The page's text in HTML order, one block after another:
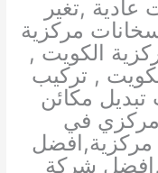
,تغير
مركزية
الكويت ,
, تركيب
مكائن
في
شركة